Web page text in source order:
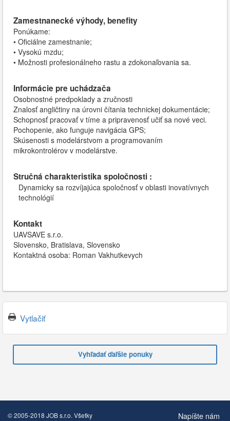
Zamestnanecké výhody, benefity
Ponúkame:
• Oficiálne zamestnanie;
• Vysokú mzdu;
• Možnosti profesionálneho rastu a zdokonaľovania sa.
Informácie pre uchádzača
Osobnostné predpoklady a zručnosti
Znalosť angličtiny na úrovni čítania technickej dokumentácie;
Schopnosť pracovať v tíme a pripravenosť učiť sa nové veci.
Pochopenie, ako funguje navigácia GPS;
Skúsenosti s modelárstvom a programovaním
mikrokontrolérov v modelárstve.
Stručná charakteristika spoločnosti :
Dynamicky sa rozvíjajúca spoločnosť v oblasti inovatívnych
technológií
Kontakt
UAVSAVE s.r.o.
Slovensko, Bratislava, Slovensko
Kontaktná osoba: Roman Vakhutkevych
Vytlačiť
Vyhľadať ďaľšie ponuky
© 2005-2018 JOB s.r.o. Všetky
Napíšte nám